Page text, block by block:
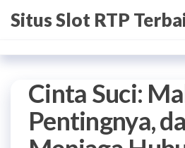
toSitus Slot RTP
Cinta Suci:
Pentingnya,